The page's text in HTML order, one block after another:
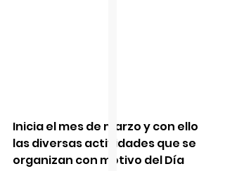
Inicia el mes de marzo y con ello
las diversas actividades que se
organizan con motivo del Día